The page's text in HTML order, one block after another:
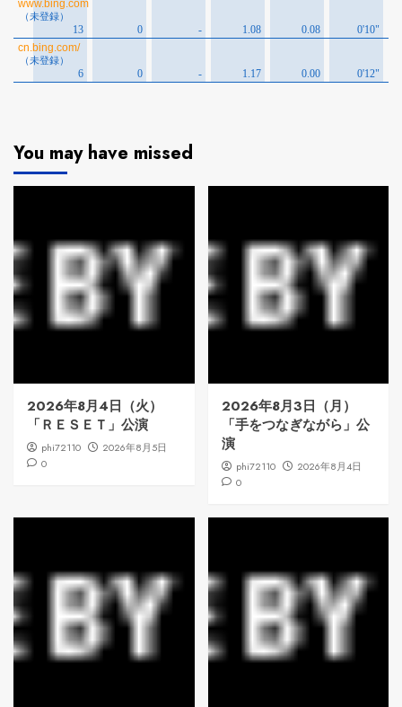
You may have missed
2026年8月4日（火）
「ＲＥＳＥＴ」公演
phi72110
2026年8月5日
0
2026年8月3日（月）
「手をつなぎながら」公
演
phi72110
2026年8月4日
0